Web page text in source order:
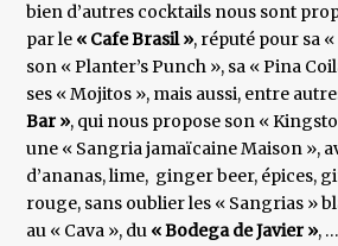
bien d’autres cocktails nous sont
par le « Cafe Brasil », réputé pour sa
son « Planter’s Punch », sa « Pina
ses « Mojitos », mais aussi, entre
Bar », qui nous propose son «
une « Sangria jamaïcaine Maison »,
d’ananas, lime, ginger beer, épices,
rouge, sans oublier les « Sangrias »
au « Cava », du « Bodega de Javier »,